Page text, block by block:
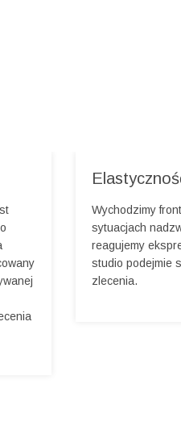
Wychodzimy
sytuacjach
reagujemy
studio podejmie
zlecenia.